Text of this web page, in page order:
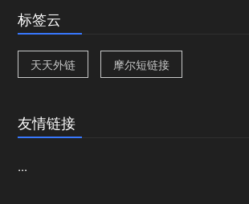
标签云
天天外链 摩尔短链接
友情链接
...